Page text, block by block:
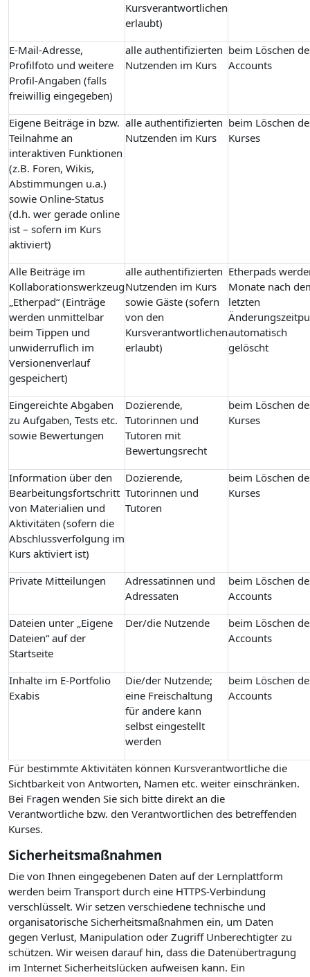
Kursverantwortlichen
erlaubt)
E-Mail-Adresse,
Profilfoto und weitere
Profil-Angaben (falls
freiwillig eingegeben)
alle authentifizierten
Nutzenden im Kurs
beim Löschen
Accounts
Eigene Beiträge in bzw.
Teilnahme an
interaktiven Funktionen
(z.B. Foren, Wikis,
Abstimmungen u.a.)
sowie Online-Status
(d.h. wer gerade online
ist – sofern im Kurs
aktiviert)
alle authentifizierten
Nutzenden im Kurs
beim Löschen
Kurses
Alle Beiträge im
Kollaborationswerkzeug
„Etherpad“ (Einträge
werden unmittelbar
beim Tippen und
unwiderruflich im
Versionenverlauf
gespeichert)
alle authentifizierten
Nutzenden im Kurs
sowie Gäste (sofern
von den
Kursverantwortlichen
erlaubt)
Etherpads
Monate nach
letzten
automatisch
gelöscht
Eingereichte Abgaben
zu Aufgaben, Tests etc.
sowie Bewertungen
Dozierende,
Tutorinnen und
Tutoren mit
Bewertungsrecht
beim Löschen
Kurses
Information über den
Bearbeitungsfortschritt
von Materialien und
Aktivitäten (sofern die
Abschlussverfolgung im
Kurs aktiviert ist)
Dozierende,
Tutorinnen und
Tutoren
beim Löschen
Kurses
Private Mitteilungen
Adressatinnen und
Adressaten
beim Löschen
Accounts
Dateien unter „Eigene
Dateien“ auf der
Startseite
Der/die Nutzende
beim Löschen
Accounts
Inhalte im E-Portfolio
Exabis
Die/der Nutzende;
eine Freischaltung
für andere kann
selbst eingestellt
werden
beim Löschen
Accounts
Für bestimmte Aktivitäten können Kursverantwortliche die
Sichtbarkeit von Antworten, Namen etc. weiter einschränken.
Bei Fragen wenden Sie sich bitte direkt an die
Verantwortliche bzw. den Verantwortlichen des betreffenden
Kurses.
Sicherheitsmaßnahmen
Die von Ihnen eingegebenen Daten auf der Lernplattform
werden beim Transport durch eine HTTPS-Verbindung
verschlüsselt. Wir setzen verschiedene technische und
organisatorische Sicherheitsmaßnahmen ein, um Daten
gegen Verlust, Manipulation oder Zugriff Unberechtigter zu
schützen. Wir weisen darauf hin, dass die Datenübertragung
im Internet Sicherheitslücken aufweisen kann. Ein